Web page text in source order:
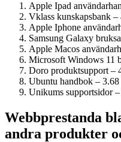
Apple Ipad
Vklass kunskapsbank –
Apple Iphone
Samsung Galaxy
Apple Macos
Microsoft Windows 11
Doro produktsupport –
Ubuntu handbok – 3.68
Unikums supportsidor
Webbprestanda
andra produkter